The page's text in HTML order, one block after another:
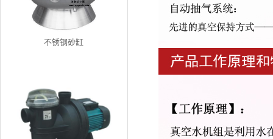
不锈钢砂缸